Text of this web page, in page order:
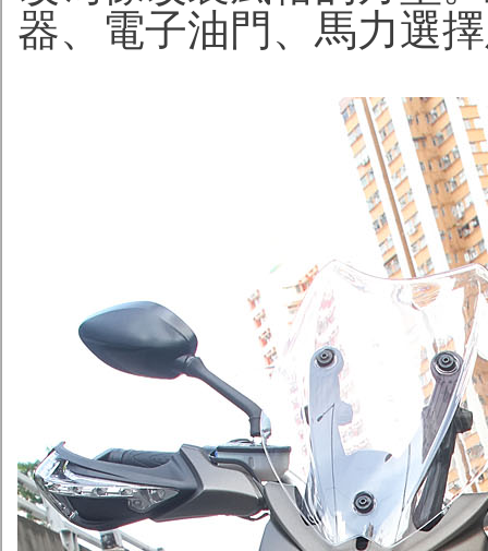
器、電子油門、馬力選